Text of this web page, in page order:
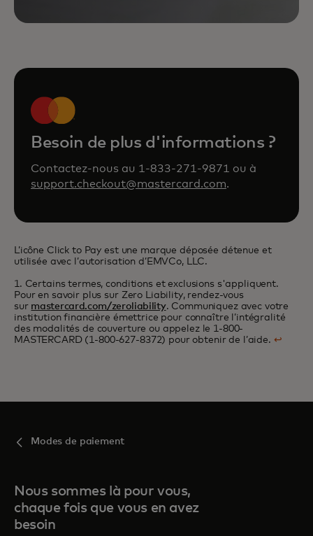
Besoin de plus d'informations ?
Contactez-nous au 1-833-271-9871 ou à
support.checkout@mastercard.com.
L’icône Click to Pay est une marque déposée détenue et
utilisée avec l’autorisation d’EMVCo, LLC.
1. Certains termes, conditions et exclusions s'appliquent.
Pour en savoir plus sur Zero Liability, rendez-vous
sur mastercard.com/zeroliability. Communiquez avec votre
institution financière émettrice pour connaître l’intégralité
des modalités de couverture ou appelez le 1-800-
MASTERCARD (1-800-627-8372) pour obtenir de l’aide. ↩
Modes de paiement
Nous sommes là pour vous,
chaque fois que vous en avez
besoin